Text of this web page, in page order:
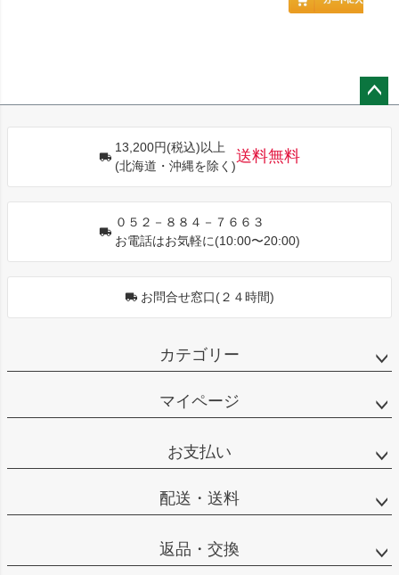
13,200円(税込)以上
(北海道・沖縄を除く)
送料無料
０５２－８８４－７６６３
お電話はお気軽に(10:00〜20:00)
お問合せ窓口(２４時間)
カテゴリー
マイページ
お支払い
配送・送料
返品・交換